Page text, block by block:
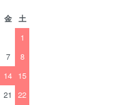
金
土
1
7
8
14 15
21
22